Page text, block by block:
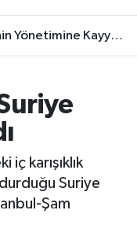
Kayyum Atandı
iç karışıklık
Suriye
Şam